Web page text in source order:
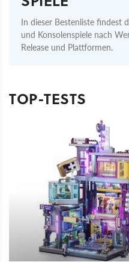
In dieser Bestenliste findest
und Konsolenspiele nach
Release und Plattformen.
TOP-TESTS